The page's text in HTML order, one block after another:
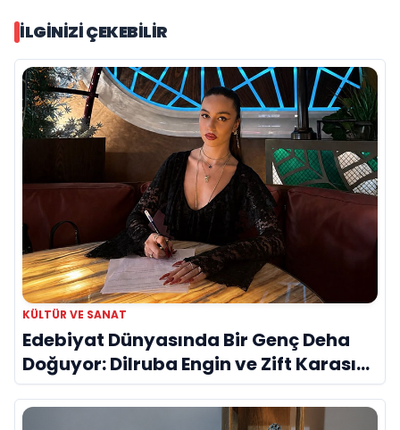
İLGINIZI ÇEKEBILIR
KÜLTÜR VE SANAT
Edebiyat Dünyasında Bir Genç Deha
Doğuyor: Dilruba Engin ve Zift Karası
Evreni ‘AVENOİR’